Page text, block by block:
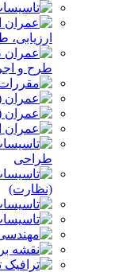
طرح و
طراحی
(نظارت)